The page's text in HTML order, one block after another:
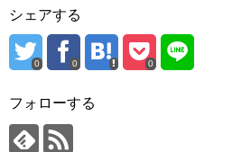
シェアする
0 0 0
フォローする